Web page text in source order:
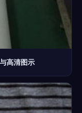
高清图示